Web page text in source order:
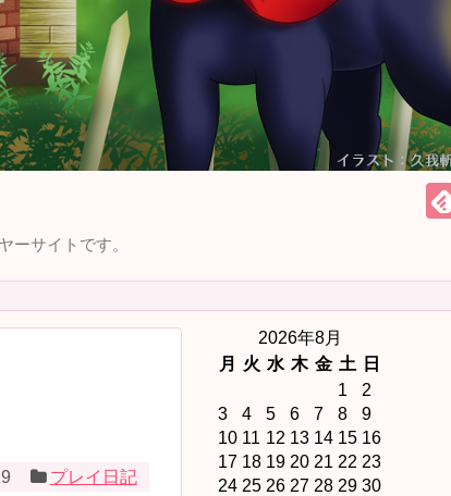
ーサイトです。
プレイ日記
2026年8月
月
火 水 木 金 土
日
1
2
3
4 5 6 7 8
9
10 11 12 13 14 15 16
17 18 19 20 21 22 23
24 25 26 27 28 29 30